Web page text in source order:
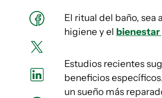
El ritual del baño, sea
higiene y el bienestar
Estudios recientes
beneficios
un sueño más